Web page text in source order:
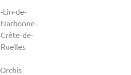
-Lin-de-
Narbonne-
Crête-de-
Ruelles
Orchis-